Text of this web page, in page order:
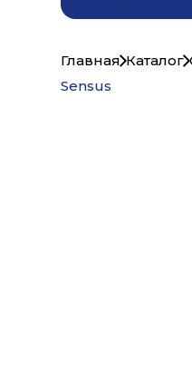
Главная Каталог
Sensus